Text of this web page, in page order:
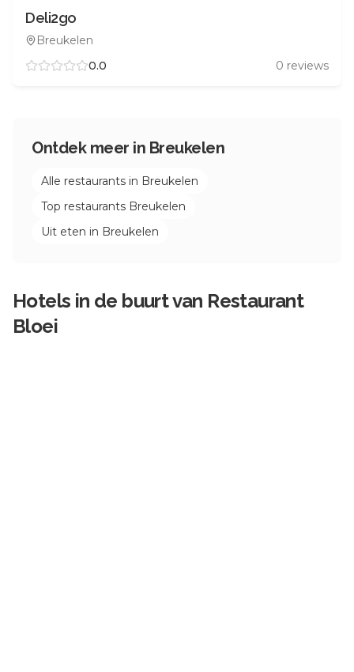
Deli2go
Breukelen
0.0
0 reviews
Ontdek meer in Breukelen
Alle restaurants in Breukelen
Top restaurants Breukelen
Uit eten in Breukelen
Hotels in de buurt van Restaurant
Bloei